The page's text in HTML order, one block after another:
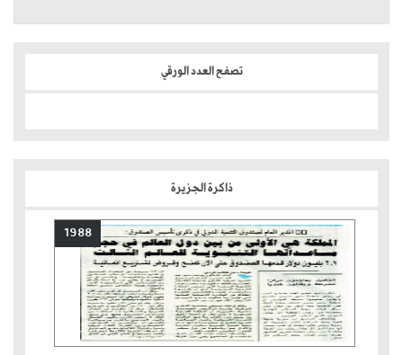
تصفح العدد الورقي
ذاكرة الجزيرة
1988